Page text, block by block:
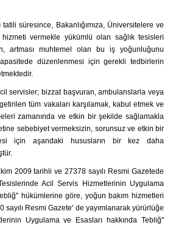
süresince, Bakanlığımıza, Üniversitelere ve
vermekle yükümlü olan sağlık tesisleri
artması muhtemel olan bu iş yoğunluğunu
düzenlenmesi için gerekli tedbirlerin
servisler; bizzat başvuran, ambulanslarla veya
tüm vakaları karşılamak, kabul etmek ve
zamanında ve etkin bir şekilde sağlamakla
sebebiyet vermeksizin, sorunsuz ve etkin bir
için aşandaki hususların bir kez daha
2009 tarihli ve 27378 sayılı Resmi Gazetede
Acil Servis Hizmetlerinin Uygulama
hükümlerine göre, yoğun bakım hizmetleri
Resmi Gazete' de yayımlanarak yürürlüğe
Uygulama ve Esasları hakkında Tebliğ"